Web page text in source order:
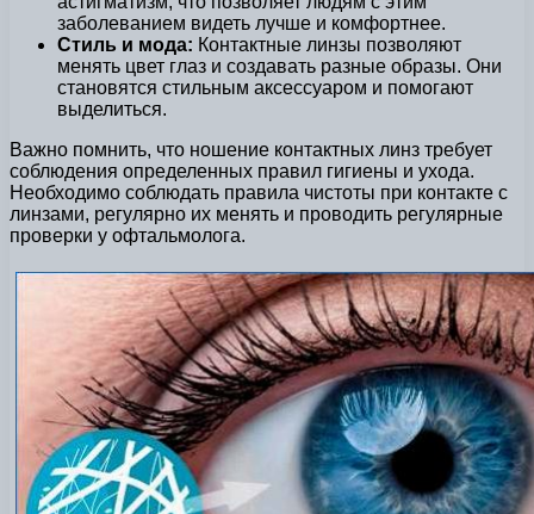
заболеванием видеть лучше и комфортнее.
Стиль и мода: Контактные линзы позволяют
менять цвет глаз и создавать разные образы. Они
становятся стильным аксессуаром и помогают
выделиться.
Важно помнить, что ношение контактных линз требует
соблюдения определенных правил гигиены и ухода.
Необходимо соблюдать правила чистоты при контакте с
линзами, регулярно их менять и проводить регулярные
проверки у офтальмолога.